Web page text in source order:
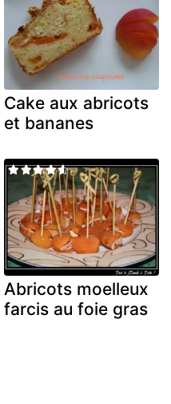
Cake aux abricots
et bananes
Abricots moelleux
farcis au foie gras